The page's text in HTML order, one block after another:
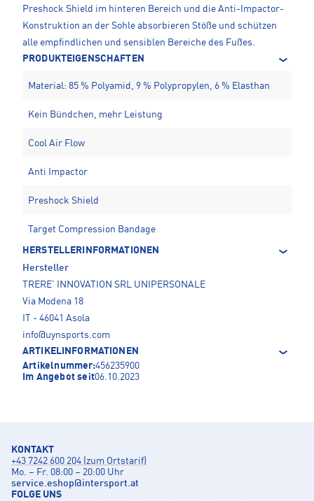
Preshock Shield im hinteren Bereich und die Anti-Impactor-
Konstruktion an der Sohle absorbieren Stöße und schützen
alle empfindlichen und sensiblen Bereiche des Fußes.
PRODUKTEIGENSCHAFTEN
Material: 85 % Polyamid, 9 % Polypropylen, 6 % Elasthan
Kein Bündchen, mehr Leistung
Cool Air Flow
Anti Impactor
Preshock Shield
Target Compression Bandage
HERSTELLERINFORMATIONEN
Hersteller
TRERE' INNOVATION SRL UNIPERSONALE
Via Modena 18
IT - 46041 Asola
info@uynsports.com
ARTIKELINFORMATIONEN
Artikelnummer:456235900
Im Angebot seit06.10.2023
KONTAKT
+43 7242 600 204 (zum Ortstarif)
Mo. – Fr. 08:00 – 20:00 Uhr
service.eshop@intersport.at
FOLGE UNS